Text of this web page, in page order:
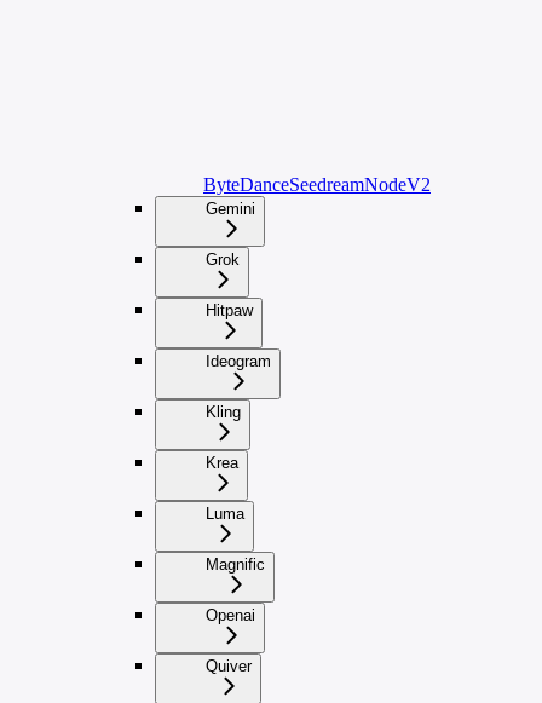
ByteDanceSeedreamNodeV2
Gemini
Grok
Hitpaw
Ideogram
Kling
Krea
Luma
Magnific
Openai
Quiver